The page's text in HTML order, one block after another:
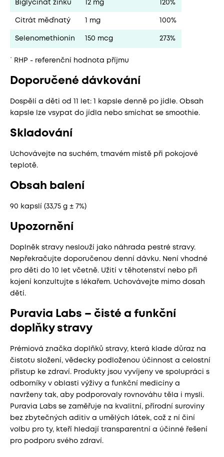
Biglycinát zinku 12 mg 120%
Citrát měďnatý 1 mg 100%
Selenomethionin 150 mcg 273%
˙ RHP - referenční hodnota příjmu
Doporučené dávkování
Dospělí a děti od 11 let: 1 kapsle denně po jídle. Obsah
kapsle lze vsypat do jídla nebo smíchat se smoothie.
Skladování
Uchovávejte na suchém, tmavém místě při pokojové
teplotě.
Obsah balení
90 kapslí (33,75 g ± 7%)
Upozornění
Doplněk stravy neslouží jako náhrada pestré stravy.
Nepřekračujte doporučenou denní dávku. Není vhodné
pro děti do 10 let včetně. Užití v těhotenství nebo při
kojení konzultujte s lékařem. Uchovávejte mimo dosah
dětí.
Puravia Labs – čisté a funkční
doplňky stravy
Prémiová značka doplňků stravy, která klade důraz na
čistotu složení, vědecky podloženou účinnost a celostní
přístup ke zdraví. Produkty jsou vyvíjeny ve spolupráci s
odborníky v oblasti výživy a funkční medicíny a
navrženy tak, aby podporovaly rovnováhu těla i mysli.
Puravia Labs se zaměřuje na kvalitní, přírodní suroviny
bez zbytečných aditiv a umělých látek, což z ní činí
volbu pro ty, kteří hledají transparentní a účinné řešení
pro podporu svého zdraví.